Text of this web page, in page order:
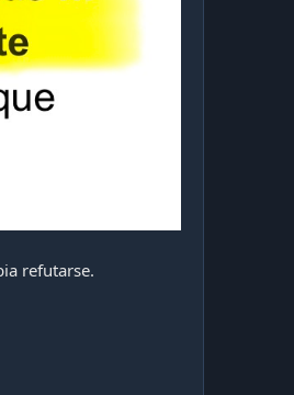
refutarse.